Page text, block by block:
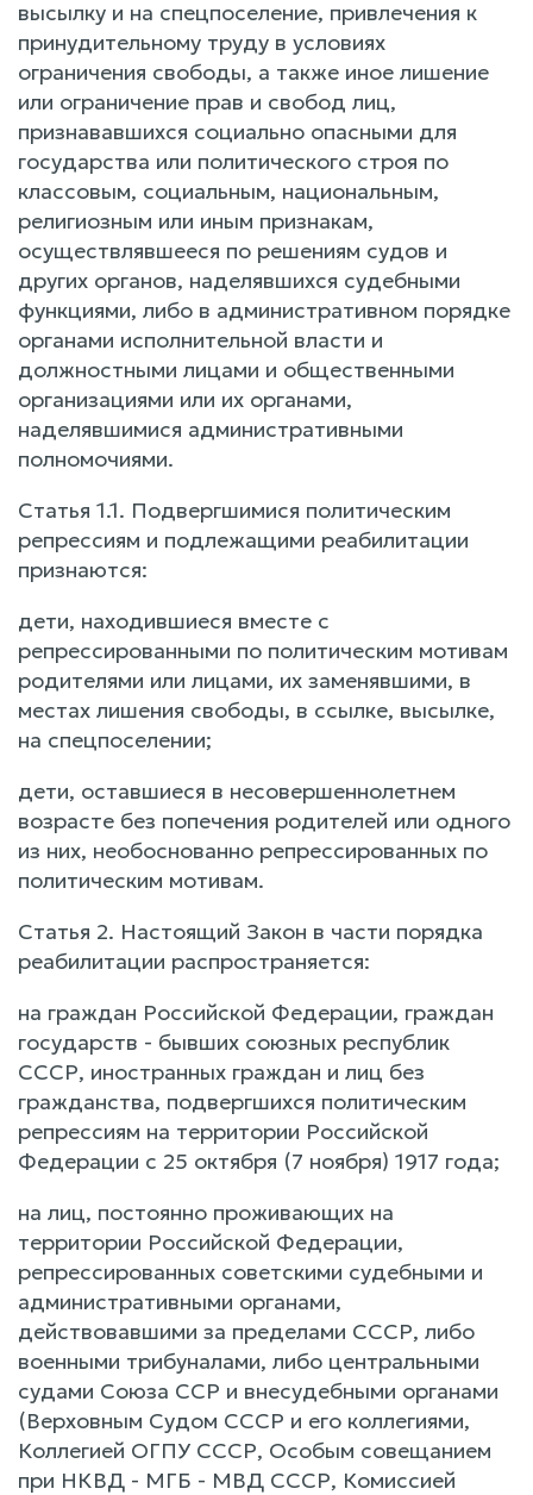
высылку и на спецпоселение, привлечения к
принудительному труду в условиях
ограничения свободы, а также иное лишение
или ограничение прав и свобод лиц,
признававшихся социально опасными для
государства или политического строя по
классовым, социальным, национальным,
религиозным или иным признакам,
осуществлявшееся по решениям судов и
других органов, наделявшихся судебными
функциями, либо в административном порядке
органами исполнительной власти и
должностными лицами и общественными
организациями или их органами,
наделявшимися административными
полномочиями.
Статья 1.1. Подвергшимися политическим
репрессиям и подлежащими реабилитации
признаются:
дети, находившиеся вместе с
репрессированными по политическим мотивам
родителями или лицами, их заменявшими, в
местах лишения свободы, в ссылке, высылке,
на спецпоселении;
дети, оставшиеся в несовершеннолетнем
возрасте без попечения родителей или одного
из них, необоснованно репрессированных по
политическим мотивам.
Статья 2. Настоящий Закон в части порядка
реабилитации распространяется:
на граждан Российской Федерации, граждан
государств - бывших союзных республик
СССР, иностранных граждан и лиц без
гражданства, подвергшихся политическим
репрессиям на территории Российской
Федерации с 25 октября (7 ноября) 1917 года;
на лиц, постоянно проживающих на
территории Российской Федерации,
репрессированных советскими судебными и
административными органами,
действовавшими за пределами СССР, либо
военными трибуналами, либо центральными
судами Союза ССР и внесудебными органами
(Верховным Судом СССР и его коллегиями,
Коллегией ОГПУ СССР, Особым совещанием
при НКВД - МГБ - МВД СССР, Комиссией